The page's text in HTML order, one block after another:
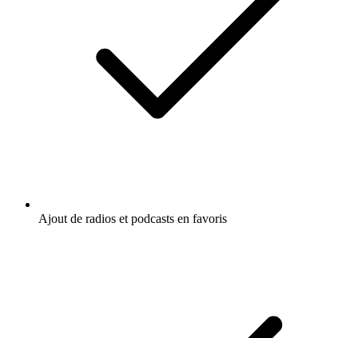
Ajout de radios et podcasts en favoris